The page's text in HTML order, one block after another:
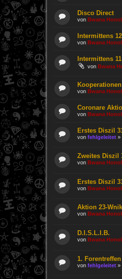
Disco Direct
von Bwana
Intermittens 12
von Bwana
Intermittens
von Bwana
von Bwana
Coronare
von Bwana
Erstes Diszil
von fehlgeleitet »
Zweites Diszil
von Bwana
Erstes Diszil
von Bwana
Aktion 23-
von Bwana
D.I.S.L.I.B.
von Bwana
1.
von fehlgeleitet »